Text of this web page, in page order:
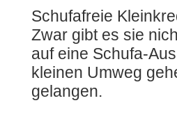
Schufafreie
Zwar gibt es sie
auf eine Schufa-
kleinen Umweg
gelangen.